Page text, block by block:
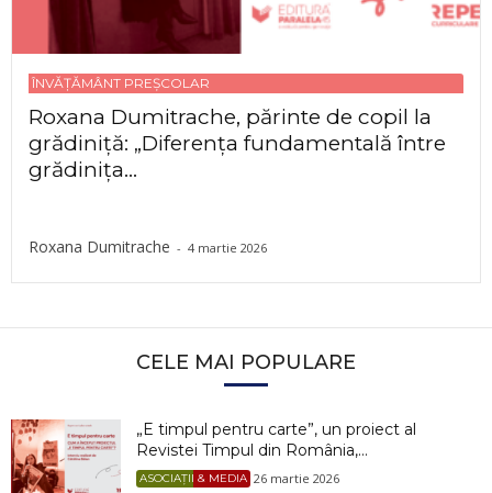
ÎNVĂȚĂMÂNT PREȘCOLAR
Roxana Dumitrache, părinte de copil la
grădiniță: „Diferența fundamentală între
grădinița...
Roxana Dumitrache - 4 martie 2026
CELE MAI POPULARE
„E timpul pentru carte”, un proiect al
Revistei Timpul din România,...
ASOCIAȚII & MEDIA 26 martie 2026